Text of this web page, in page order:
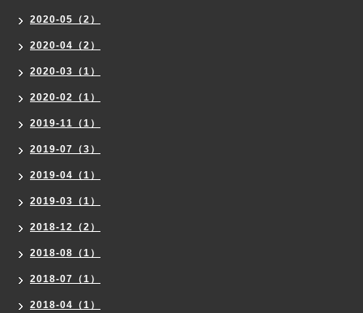
2020-05（2）
2020-04（2）
2020-03（1）
2020-02（1）
2019-11（1）
2019-07（3）
2019-04（1）
2019-03（1）
2018-12（2）
2018-08（1）
2018-07（1）
2018-04（1）